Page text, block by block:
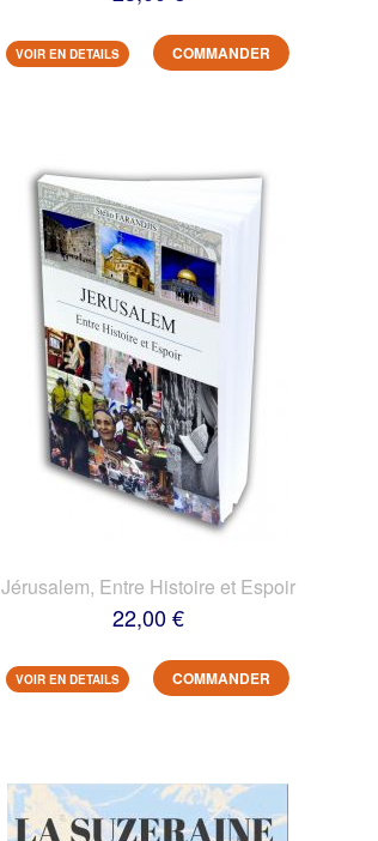
VOIR EN DETAILS COMMANDER
Jérusalem, Entre Histoire et Espoir
22,00 €
VOIR EN DETAILS COMMANDER